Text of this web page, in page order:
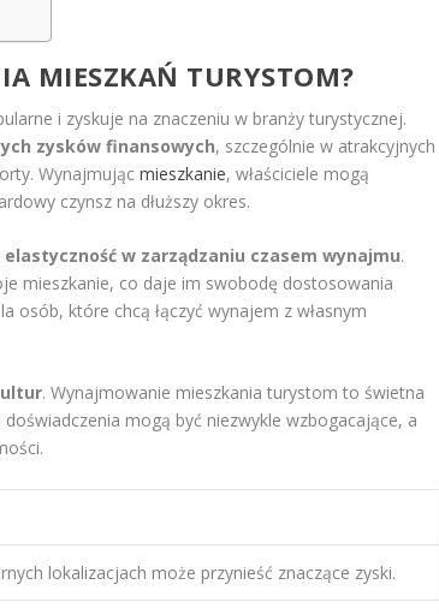
MIESZKAŃ TURYSTOM?
i zyskuje na znaczeniu w branży turystycznej.
zysków finansowych, szczególnie w atrakcyjnych
Wynajmującmieszkanie, właściciele mogą
czynsz na dłuższy okres.
elastyczność w zarządzaniu czasem wynajmu.
mieszkanie, co daje im swobodę dostosowania
osób, które chcą łączyć wynajem z własnym
. Wynajmowanie mieszkania turystom to świetna
mogą być niezwykle wzbogacające, a
lokalizacjach może przynieść znaczące zyski.